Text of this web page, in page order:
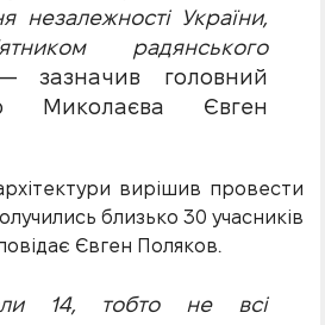
незалежності України,
радянського
зазначив головний
Миколаєва Євген
вирішив провести
близько 30 учасників
Євген Поляков.
14, тобто не всі